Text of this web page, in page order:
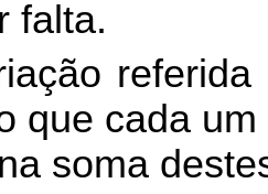
falta.
que cada
soma